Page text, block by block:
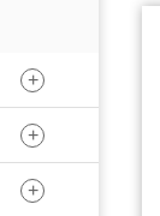
+
+
+